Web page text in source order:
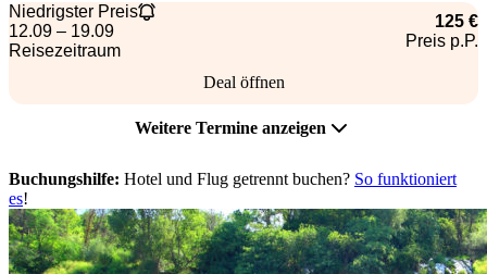
Niedrigster Preis
12.09 – 19.09
Reisezeitraum
125 €
Preis p.P.
Deal öffnen
Weitere Termine anzeigen
Buchungshilfe: Hotel und Flug getrennt buchen? So funktioniert
es!